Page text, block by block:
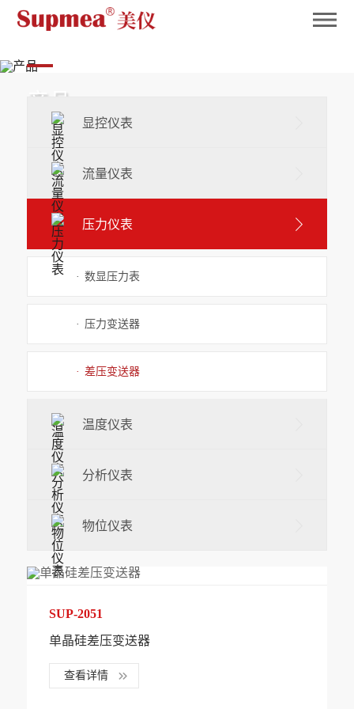
产品
Product
显控仪表
流量仪表
压力仪表
· 数显压力表
· 压力变送器
· 差压变送器
温度仪表
分析仪表
物位仪表
SUP-2051
单晶硅差压变送器
查看详情